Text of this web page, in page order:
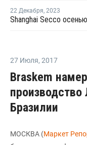
22 Декабря, 2023
27 Июля, 2017
Braskem
Бразилии
МОСКВА (Маркет